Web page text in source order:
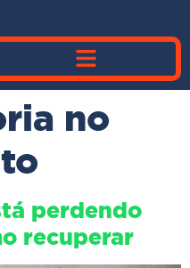
no
perdendo
recuperar